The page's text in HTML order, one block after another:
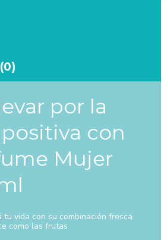
por la
con
Mujer
tu vida con su combinación fresca
como las frutas